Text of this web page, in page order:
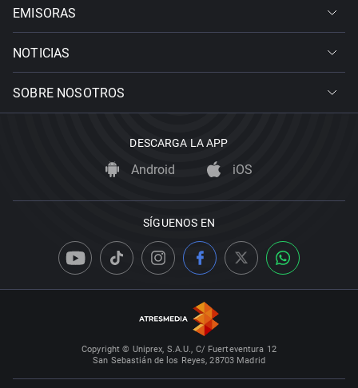
EMISORAS
NOTICIAS
SOBRE NOSOTROS
DESCARGA LA APP
Android iOS
SÍGUENOS EN
Copyright © Uniprex, S.A.U., C/ Fuerteventura 12
San Sebastián de los Reyes, 28703 Madrid